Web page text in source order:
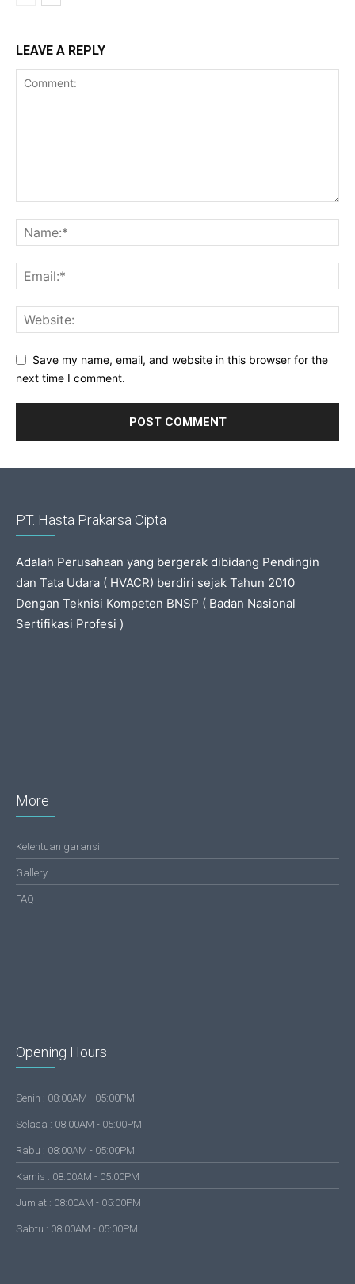
LEAVE A REPLY
Save my name, email, and website in this browser for the
next time I comment.
PT. Hasta Prakarsa Cipta
Adalah Perusahaan yang bergerak dibidang Pendingin
dan Tata Udara ( HVACR) berdiri sejak Tahun 2010
Dengan Teknisi Kompeten BNSP ( Badan Nasional
Sertifikasi Profesi )
More
Ketentuan garansi
Gallery
FAQ
Opening Hours
Senin : 08:00AM - 05:00PM
Selasa : 08:00AM - 05:00PM
Rabu : 08:00AM - 05:00PM
Kamis : 08:00AM - 05:00PM
Jum'at : 08:00AM - 05:00PM
Sabtu : 08:00AM - 05:00PM